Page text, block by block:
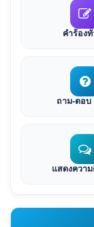
คำร้องทั่
ถาม-ตอบ
แสดงควา